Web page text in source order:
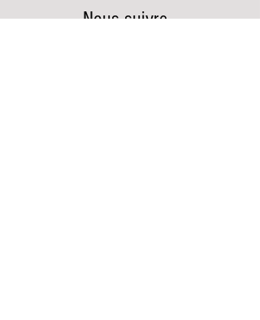
Nous suivre